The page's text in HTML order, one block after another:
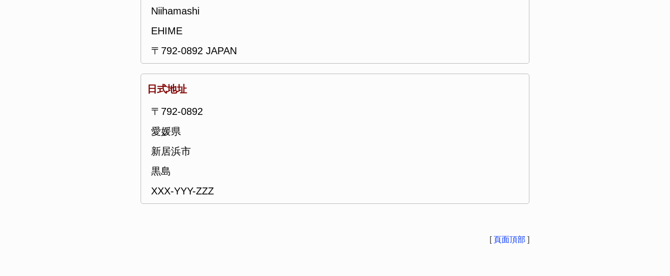
Niihamashi
EHIME
〒792-0892 JAPAN
日式地址
〒792-0892
愛媛県
新居浜市
黒島
XXX-YYY-ZZZ
[ 頁面頂部 ]